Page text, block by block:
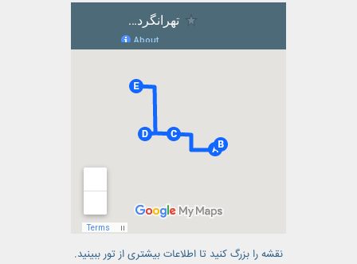
نقشه را بزرگ کنید تا اطلاعات بیشتری از تور ببینید.